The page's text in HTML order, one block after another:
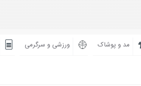
مد و پوشاک ورزشی و سرگرمی